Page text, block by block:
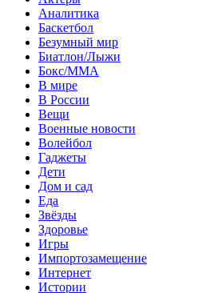
Аналитика
Баскетбол
Безумный мир
Биатлон/Лыжи
Бокс/MMA
В мире
В России
Вещи
Военные новости
Волейбол
Гаджеты
Дети
Дом и сад
Еда
Звёзды
Здоровье
Игры
Импортозамещение
Интернет
Истории